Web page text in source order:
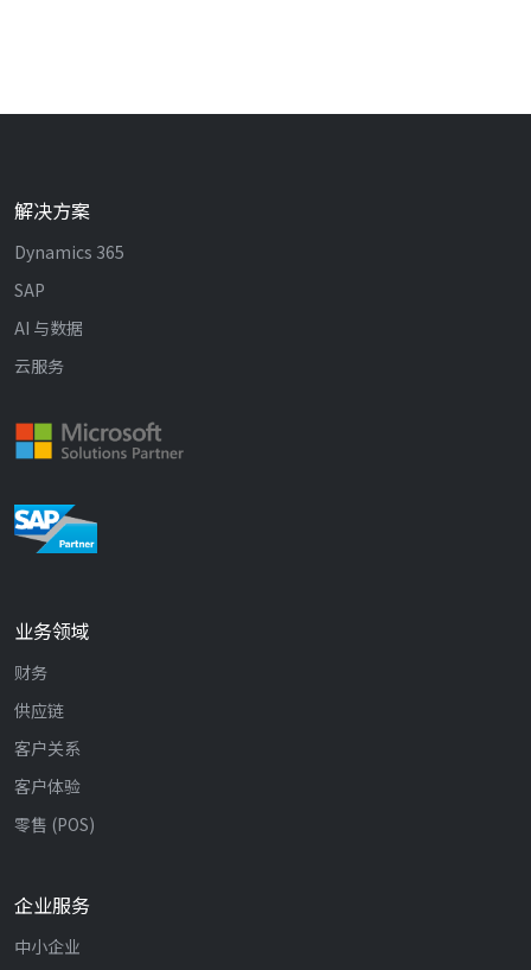
解决方案
Dynamics 365
SAP
AI 与数据
云服务
业务领域
财务
供应链
客户关系
客户体验
零售 (POS)
企业服务
中小企业